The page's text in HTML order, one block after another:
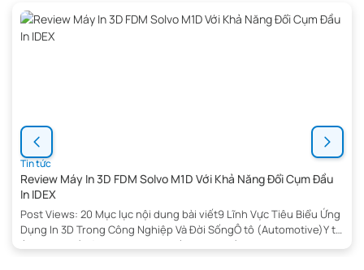
Tin tức
Review Máy In 3D FDM Solvo M1D Với Khả Năng Đổi Cụm Đầu
In IDEX
Post Views: 20 Mục lục nội dung bài viết9 Lĩnh Vực Tiêu Biểu Ứng
Dụng In 3D Trong Công Nghiệp Và Đời SốngÔ tô (Automotive)Y tế
(Healthcare)Hàng không vũ trụ (Aerospace)Xây dựng